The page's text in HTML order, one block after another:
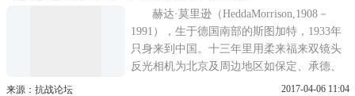
赫达·莫里逊（HeddaMorrison,1908－
1991），生于德国南部的斯图加特，1933年
只身来到中国。十三年里用柔来福来双镜头
反光相机为北京及周边地区如保定、承德、
来源：抗战论坛 2017-04-06 11:04